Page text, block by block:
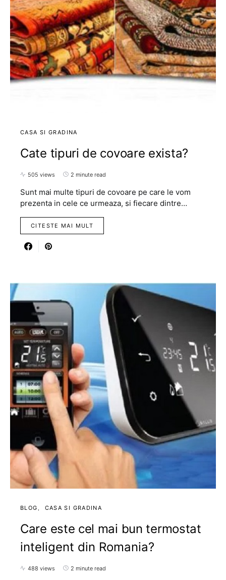
CASA SI GRADINA
Cate tipuri de covoare exista?
505 views 2 minute read
Sunt mai multe tipuri de covoare pe care le vom
prezenta in cele ce urmeaza, si fiecare dintre…
CITESTE MAI MULT
BLOG CASA SI GRADINA
Care este cel mai bun termostat
inteligent din Romania?
488 views 2 minute read